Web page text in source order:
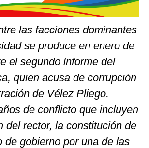
las facciones dominantes
se produce en enero de
el segundo informe del
quien acusa de corrupción
de Vélez Pliego.
de conflicto que incluyen
del rector, la constitución de
de gobierno por una de las